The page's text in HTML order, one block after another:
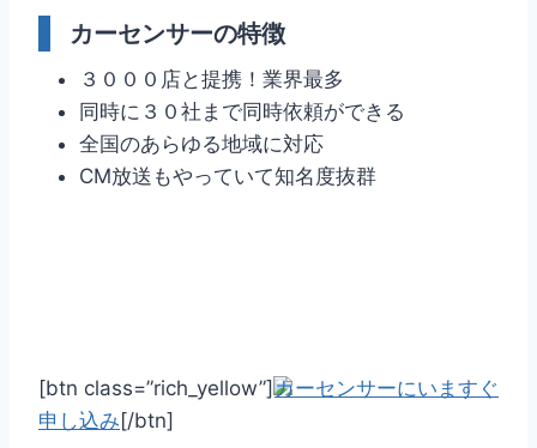
カーセンサーの特徴
３０００店と提携！業界最多
同時に３０社まで同時依頼ができる
全国のあらゆる地域に対応
CM放送もやっていて知名度抜群
[btn class=”rich_yellow”]カーセンサーにいますぐ
申し込み[/btn]